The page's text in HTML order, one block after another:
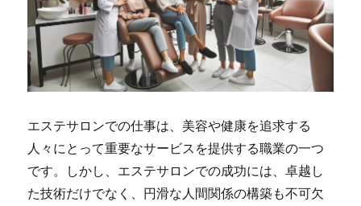
エステサロンでの仕事は、美容や健康を追求する
人々にとって重要なサービスを提供する職業の一つ
です。しかし、エステサロンでの成功には、卓越し
た技術だけでなく、円滑な人間関係の構築も不可欠